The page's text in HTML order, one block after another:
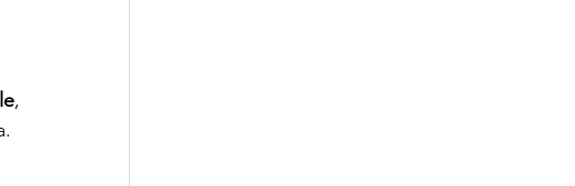
,